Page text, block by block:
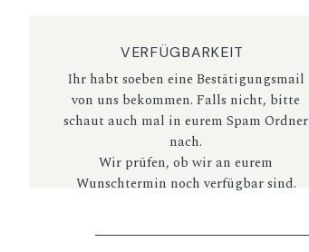
VERFÜGBARKEIT
Ihr habt soeben eine Bestätigungsmail
von uns bekommen. Falls nicht, bitte
schaut auch mal in eurem Spam Ordner
nach.
Wir prüfen, ob wir an eurem
Wunschtermin noch verfügbar sind.